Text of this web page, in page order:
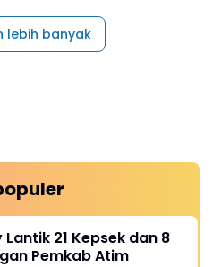
lebih banyak
21 Kepsek dan 8
Pemkab Atim